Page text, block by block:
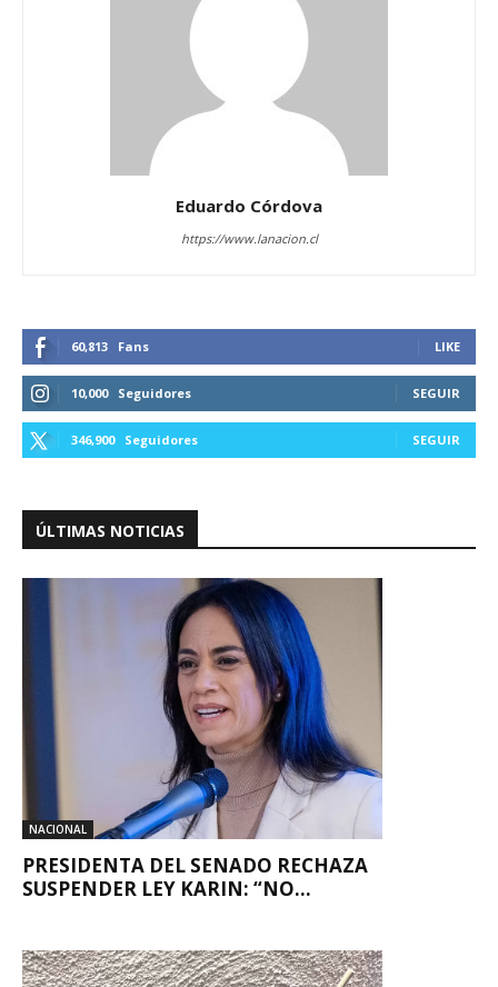
Eduardo Córdova
https://www.lanacion.cl
60,813 Fans LIKE
10,000 Seguidores SEGUIR
346,900 Seguidores SEGUIR
ÚLTIMAS NOTICIAS
NACIONAL
PRESIDENTA DEL SENADO RECHAZA
SUSPENDER LEY KARIN: “NO...